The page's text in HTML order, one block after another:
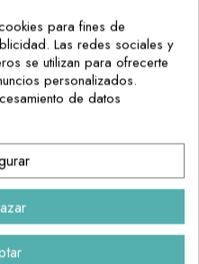
Mini libro Diseños
punto de cruz Bebé
para fines de
Las redes sociales y
se utilizan para ofrecerte
personalizados.
de datos